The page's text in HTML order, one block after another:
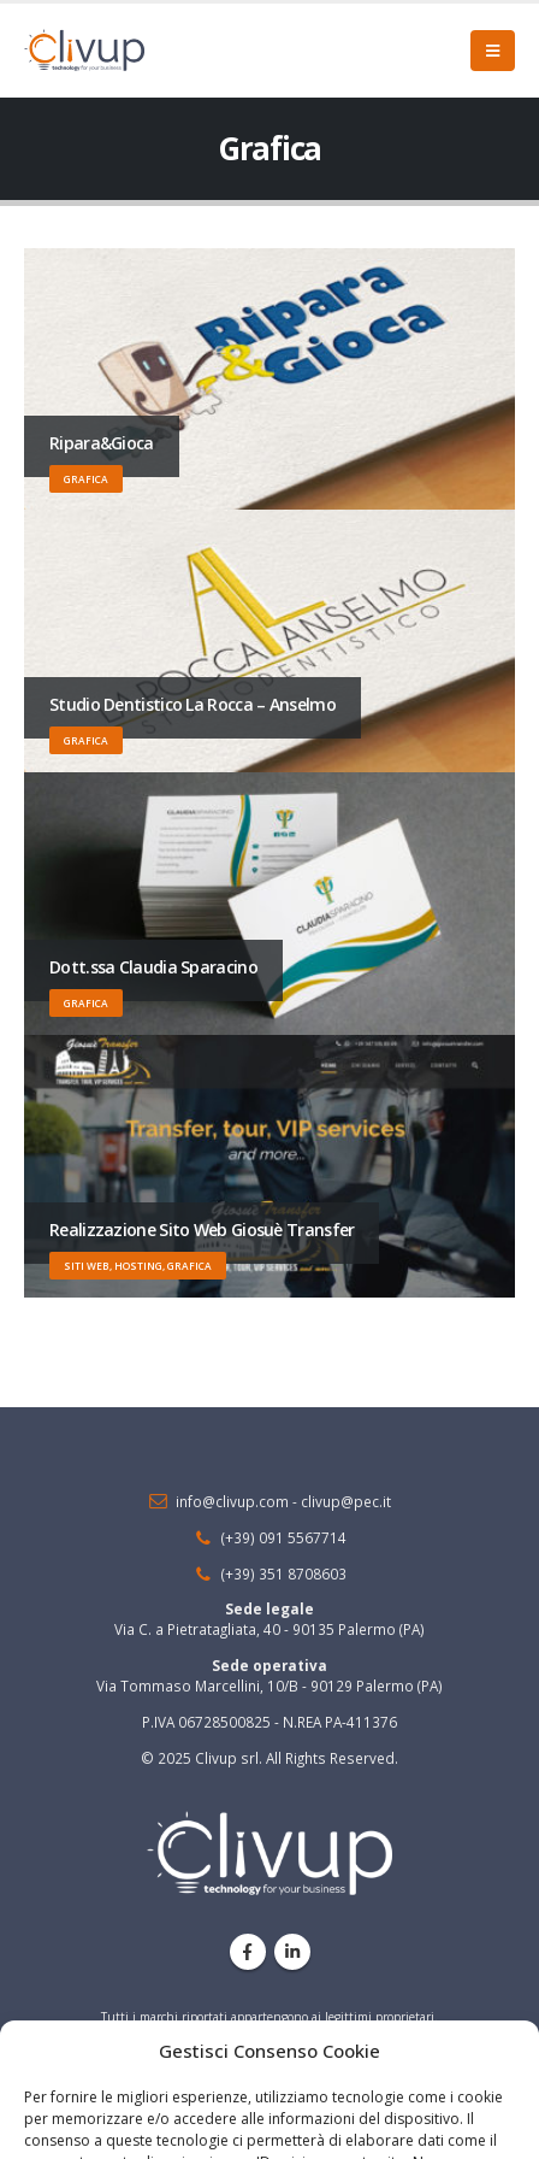
Gestisci Consenso Cookie
Per fornire le migliori esperienze, utilizziamo tecnologie come i cookie
per memorizzare e/o accedere alle informazioni del dispositivo. Il
consenso a queste tecnologie ci permetterà di elaborare dati come il
Grafica
Ripara&Gioca
GRAFICA
Studio Dentistico La Rocca – Anselmo
GRAFICA
Dott.ssa Claudia Sparacino
GRAFICA
Realizzazione Sito Web Giosuè Transfer
SITI WEB, HOSTING, GRAFICA
info@clivup.com - clivup@pec.it
(+39) 091 5567714
(+39) 351 8708603
Sede legale
Via C. a Pietratagliata, 40 - 90135 Palermo (PA)
Sede operativa
Via Tommaso Marcellini, 10/B - 90129 Palermo (PA)
P.IVA 06728500825 - N.REA PA-411376
© 2025 Clivup srl. All Rights Reserved.
Tutti i marchi riportati appartengono ai legittimi proprietari.
PRIVACY COOKIE